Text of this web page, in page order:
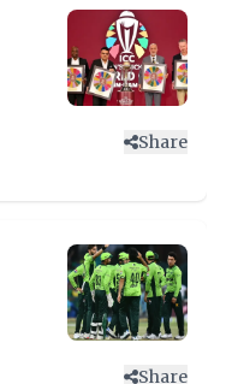
Share
Share